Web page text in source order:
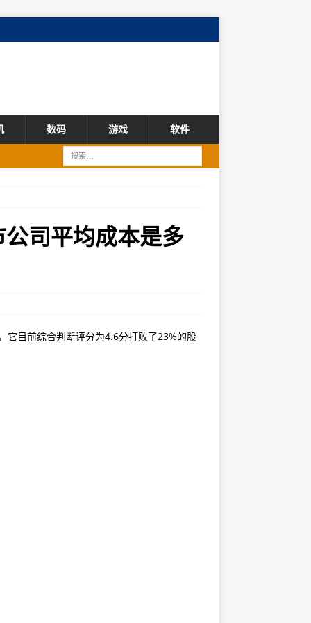
数码 游戏 软件
司平均成本是多
目前综合判断评分为4.6分打败了23%的股